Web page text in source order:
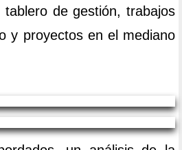
tablero de gestión, trabajos
y proyectos en el mediano